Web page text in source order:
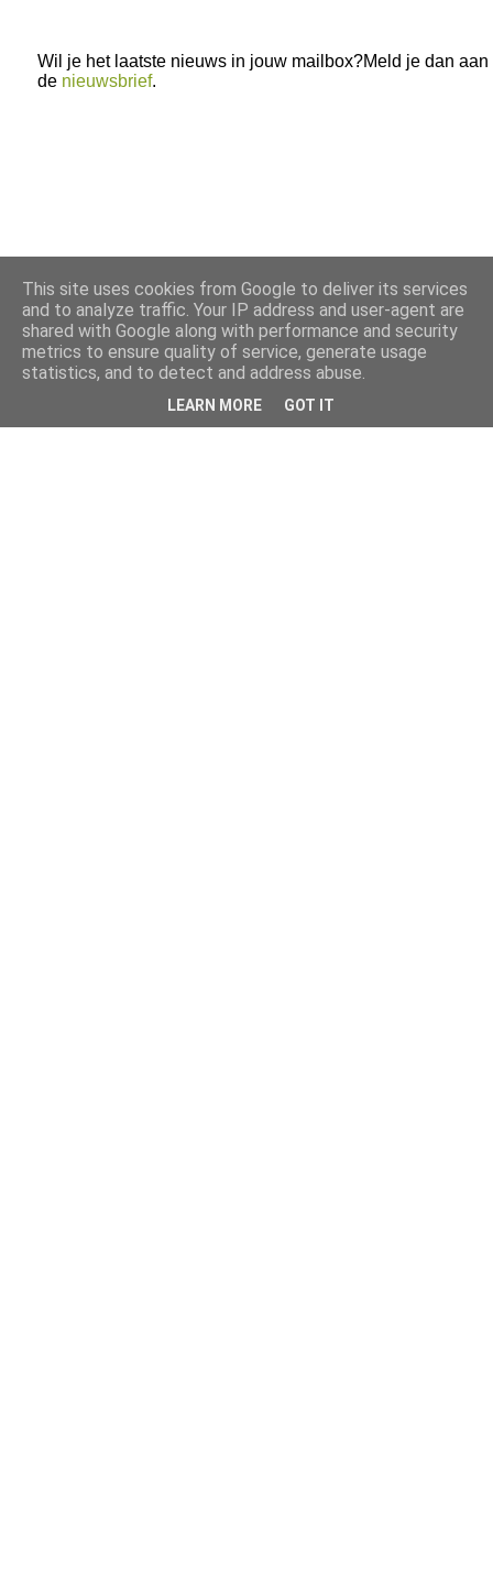
Wil je het laatste nieuws in jouw mailbox?Meld je dan aan
de nieuwsbrief.
This site uses cookies from Google to deliver its services
and to analyze traffic. Your IP address and user-agent are
shared with Google along with performance and security
metrics to ensure quality of service, generate usage
statistics, and to detect and address abuse.
LEARN MORE GOT IT